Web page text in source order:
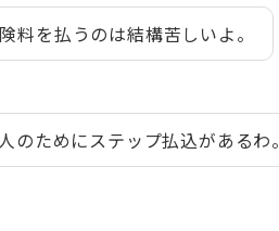
料を払うのは結構苦しいよ。
のためにステップ払込があるわ。